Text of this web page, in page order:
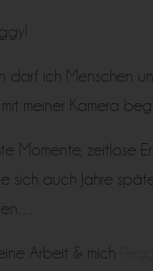
darf ich Menschen
meiner Kamera
Momente, zeitlose
sich auch Jahre
Arbeit & mich